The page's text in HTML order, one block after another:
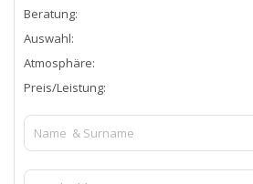
Beratung:
Auswahl:
Atmosphäre:
Preis/Leistung: